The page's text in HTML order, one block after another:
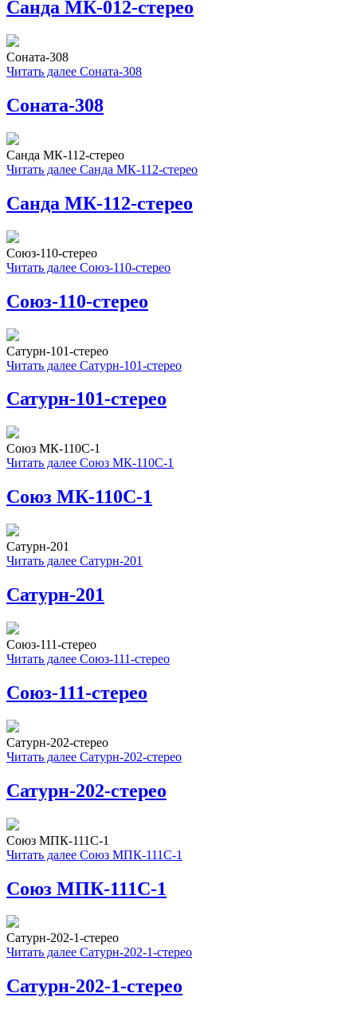
Санда МК-012-стерео
Соната-308
Читать далее Соната-308
Соната-308
Санда МК-112-стерео
Читать далее Санда МК-112-стерео
Санда МК-112-стерео
Союз-110-стерео
Читать далее Союз-110-стерео
Союз-110-стерео
Сатурн-101-стерео
Читать далее Сатурн-101-стерео
Сатурн-101-стерео
Союз МК-110С-1
Читать далее Союз МК-110С-1
Союз МК-110С-1
Сатурн-201
Читать далее Сатурн-201
Сатурн-201
Союз-111-стерео
Читать далее Союз-111-стерео
Союз-111-стерео
Сатурн-202-стерео
Читать далее Сатурн-202-стерео
Сатурн-202-стерео
Союз МПК-111С-1
Читать далее Союз МПК-111С-1
Союз МПК-111С-1
Сатурн-202-1-стерео
Читать далее Сатурн-202-1-стерео
Сатурн-202-1-стерео